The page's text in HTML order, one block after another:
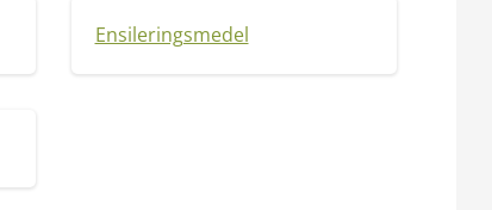
Ensileringsmedel